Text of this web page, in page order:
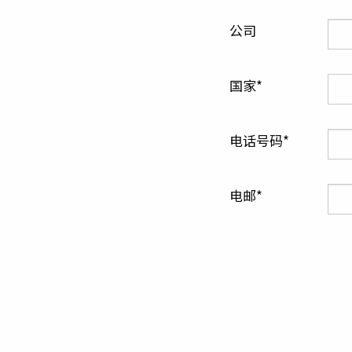
公司
国家
电话号码
电邮